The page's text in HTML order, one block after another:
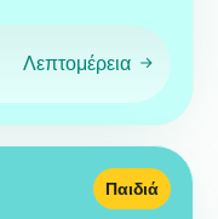
Λεπτομέρεια
Παιδιά